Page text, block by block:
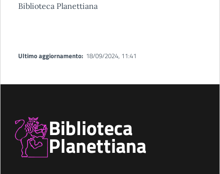
Biblioteca Planettiana
Ultimo aggiornamento: 18/09/2024, 11:41
Biblioteca
Planettiana